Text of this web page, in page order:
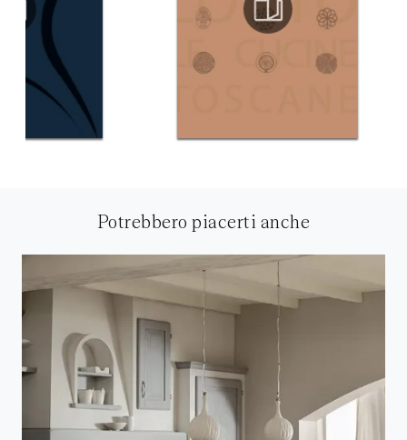
Potrebbero piacerti anche